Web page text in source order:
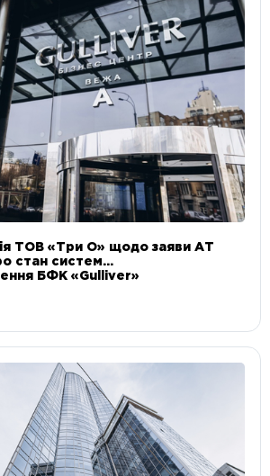
ТОВ «Три О» щодо заяви АТ
стан систем
БФК «Gulliver»